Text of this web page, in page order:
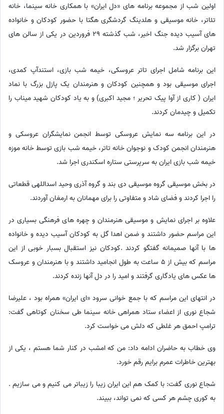
اولین شب از مجموعه برنامه های «دل ایران» با همکاری خانه سینما، خانه
تئاتر، خانه موسیقی و هلدینگ گردشگری هگتا با حضور کودکان و خانواده
های آسیب دیده جنگ اخیر، شب گذشته 29 فروردین در یکی از سالن های
تهران برگزار شد.
این برنامه شامل اجرای تاتر عروسکی، خیمه شب بازی، استندآپ کمدی،
اجرای موسیقی بود و همچنین کودکان و هنرمندان یک پازل بزرگ با نماد
ایران ( کاری از آوا پیک تحریر ؛ مجید اکبری) و به یاد کودکان شهید میناب را
تکمیل و چیدمان کردند.
در این برنامه سه نمایش عروسکی توسط انجمن نمایشگران عروسکی و
هنرمندان انجمن کودک و نوجوان خانه تاتر، خیمه شب بازی توسط خانه موزه
خیمه شب بازی ایران به سرپرستی ستاره اسکندری اجرا شد.
در بخش موسیقی گروه موسیقی دی بند و گروه آذری وحید اسداللهی قطعاتی
را اجرا کردند و فضای شاد و متفاوتی را برای مهمانان به ارمغان آوردند.
علاوه بر اجرای نمایش و موسیقی هنرمندان و چهره های فرهنگی بسیاری در
این مراسم حضور داشتند و ضمن اهدا گل به کودکان آسیب دیده و خانواده
ها با آنها صمیمانه گفتگو کردند .کودکان نیز استقبال بسبار خوبی از این
مراسم که بیش از 5 ساعت به طول انجامید داشتند و با هنرمندان و عروسک
ها عکس های یادگاری گرفتند و امید را در دل آنها زنده کردند.
در انتهای این مراسم که با جمع خوانی سرود «ای ایران» همراه بود ، علیرضا
شجاع نوری از اعضاء ستاد همراهی خانه سینما طی سخنان کوتاهی گفت:
ترامپ احمق هر غلطی که دلش می خواست کرد.
وی خطاب به حاضران ادامه داد: من که امشب در کنار شما هستم ، یکی از
بهترین خاطرات عمرم برایم رقم خورد.
شجاع نوری گفت: با کمک هم این ایران زیبا را زیباتر می کنیم و می سازیم .
به کوری چشم هر کسی که نمی تواند، ببیند.